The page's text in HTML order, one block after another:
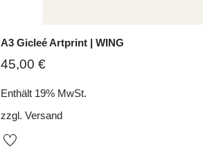
A3 Gicleé Artprint | WING
45,00 €
Enthält 19% MwSt.
zzgl. Versand